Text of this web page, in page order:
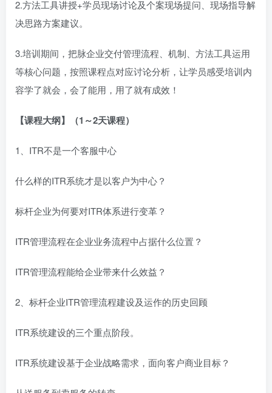
2.方法工具讲授+学员现场讨论及个案现场提问、现场指导解
决思路方案建议。
3.培训期间，把脉企业交付管理流程、机制、方法工具运用
等核心问题，按照课程点对应讨论分析，让学员感受培训内
容学了就会，会了能用，用了就有成效！
【课程大纲】（1～2天课程）
1、ITR不是一个客服中心
什么样的ITR系统才是以客户为中心？
标杆企业为何要对ITR体系进行变革？
ITR管理流程在企业业务流程中占据什么位置？
ITR管理流程能给企业带来什么效益？
2、标杆企业ITR管理流程建设及运作的历史回顾
ITR系统建设的三个重点阶段。
ITR系统建设基于企业战略需求，面向客户商业目标？